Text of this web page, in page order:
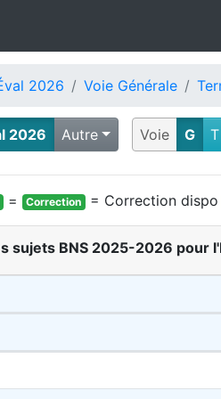
2026 Voie Générale
2026 Autre Voie G T
= Correction = Correction dispo
sujets BNS 2025-2026 pour